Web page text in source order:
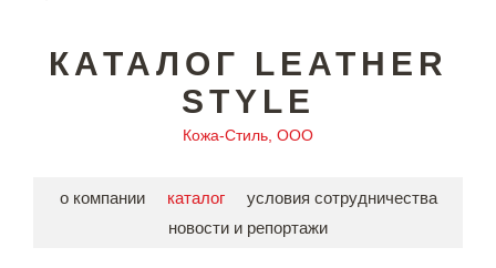
КАТАЛОГ LEATHER
STYLE
Кожа-Стиль, ООО
о компании каталог
условия сотрудничества
новости и репортажи